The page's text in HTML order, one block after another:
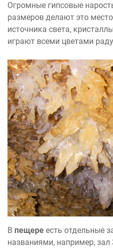
Огромные гипсовые
размеров делают это
источника света,
играют всеми цветами
В пещере есть отдельные
названиями, например, зал